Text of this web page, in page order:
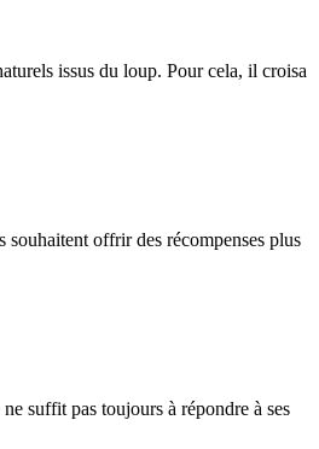
issus du loup. Pour cela, il croisa
offrir des récompenses plus
suffit pas toujours à répondre à ses